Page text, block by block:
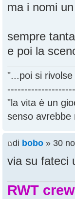
ma i nomi
sempre
e poi la
"...poi si
"la vita è un
senso avrebbe
di bobo » 30
via su fateci
RWT crew